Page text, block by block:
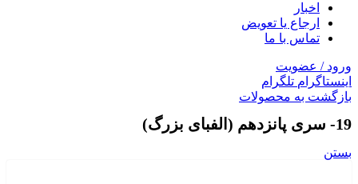
اخبار
ارجاع یا تعویض
تماس با ما
ورود / عضویت
اینستاگرام تلگرام
بازگشت به محصولات
19- سری پانزدهم (الفبای بزرگ)
بستن